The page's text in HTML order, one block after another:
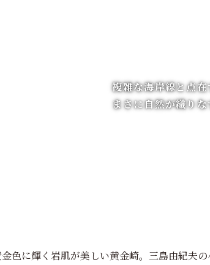
複雑な海岸線と点在
まさに自然が織り
色に輝く岩肌が美しい黄金崎。三島由紀夫